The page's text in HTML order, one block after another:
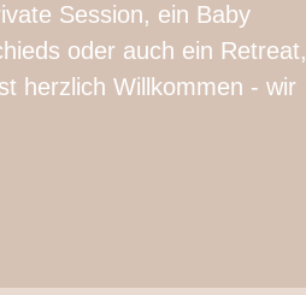
Session, ein Baby
oder auch ein Retreat,
herzlich Willkommen - wir